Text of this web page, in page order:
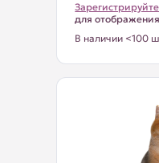
для
В наличии <100